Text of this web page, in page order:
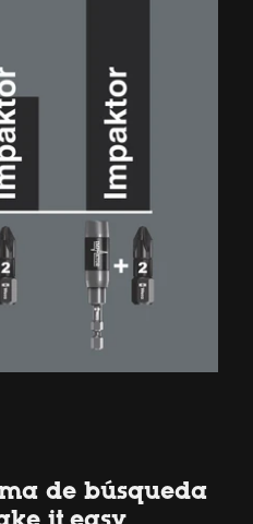
de búsqueda